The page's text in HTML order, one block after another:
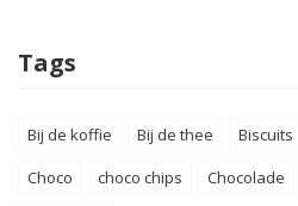
Tags
Bij de koffie Bij de thee Biscuits
Choco
choco chips Chocolade